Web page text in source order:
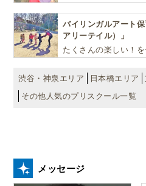
院を選ぶ…と力を入れていま
力を入れないと普通に自然
も変な話ですが、そんなブラ
出産は思い通りにはい
て、やっと見つけた方はフ
ザやその他様々な理由から
バイリンガルアート
アリーテイル）」
たくさんの楽しい！
『生きる力』を育て
渋谷・神泉エリア 日本橋エリア
その他人気のプリスクール一覧
メッセージ